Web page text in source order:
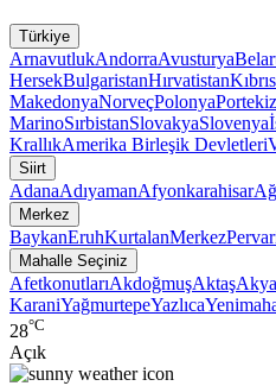
Türkiye
ArnavutlukAndorraAvusturya
HersekBulgaristanHırvatistanKıbrıs
MakedonyaNorveçPolonyaPortekiz
MarinoSırbistanSlovakyaSlovenya
KrallıkAmerika Birleşik Devletleri
Siirt
AdanaAdıyamanAfyonkarahisar
Merkez
BaykanEruhKurtalanMerkez
Mahalle Seçiniz
AfetkonutlarıAkdoğmuşAktaş
KaraniYağmurtepeYazlıca
28°C
Açık